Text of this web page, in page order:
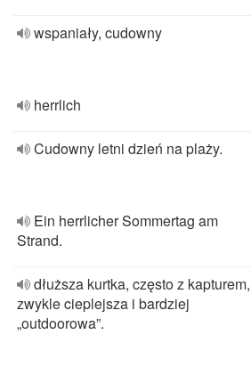
wspaniały, cudowny
herrlich
Cudowny letni dzień na plaży.
Ein herrlicher Sommertag am
Strand.
dłuższa kurtka, często z kapturem,
zwykle cieplejsza i bardziej
„outdoorowa”.